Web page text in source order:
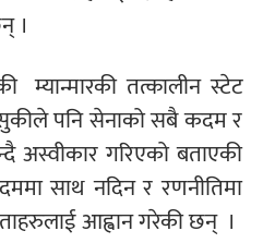
।
म्यान्मारकी तत्कालीन स्टेट
पनि सेनाको सबै कदम र
अस्वीकार गरिएको बताएकी
साथ नदिन र रणनीतिमा
आह्वान गरेकी छन् ।